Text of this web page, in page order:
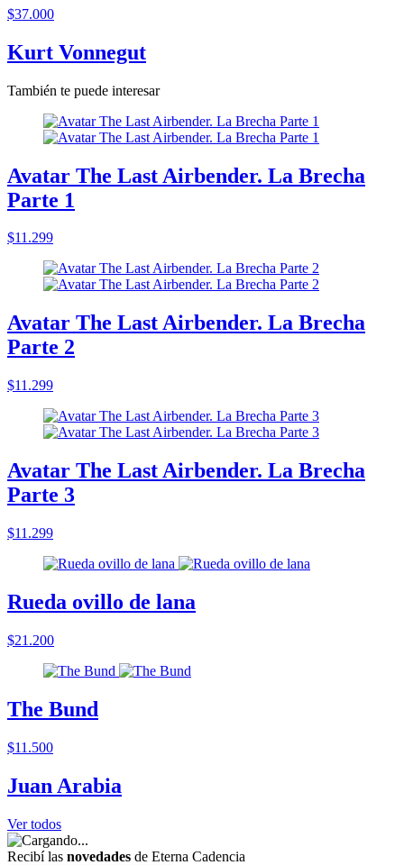
$37.000
Kurt Vonnegut
También te puede interesar
Avatar The Last Airbender. La Brecha
Parte 1
$11.299
Avatar The Last Airbender. La Brecha
Parte 2
$11.299
Avatar The Last Airbender. La Brecha
Parte 3
$11.299
Rueda ovillo de lana
$21.200
The Bund
$11.500
Juan Arabia
Ver todos
Recibí las novedades de Eterna Cadencia